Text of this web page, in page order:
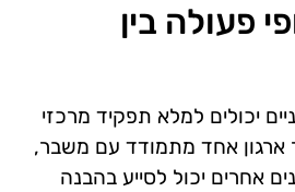
פעולה בין
יכולים למלא תפקיד מרכזי
ארגון אחד מתמודד עם משבר,
אחרים יכול לסייע בהבנה